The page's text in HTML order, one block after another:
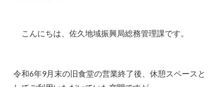
こんにちは、佐久地域振興局総務管理課です。
令和6年9月末の旧食堂の営業終了後、休憩スペースと